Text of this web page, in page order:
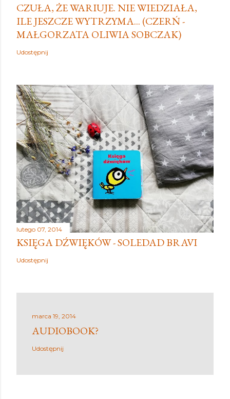
CZUŁA, ŻE WARIUJE. NIE WIEDZIAŁA,
ILE JESZCZE WYTRZYMA... (CZERŃ -
MAŁGORZATA OLIWIA SOBCZAK)
Udostępnij
lutego 07, 2014
KSIĘGA DŹWIĘKÓW - SOLEDAD BRAVI
Udostępnij
marca 19, 2014
AUDIOBOOK?
Udostępnij